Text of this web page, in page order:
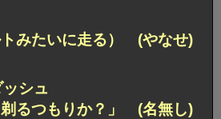
みたいに走る） (やなせ)
シュ
るつもりか？」 (名無し)